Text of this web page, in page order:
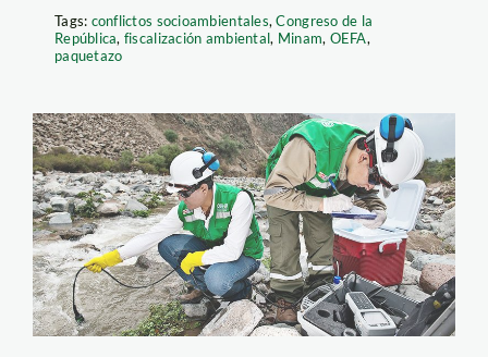
Tags: conflictos socioambientales,Congreso de la
República, fiscalización ambiental, Minam, OEFA,
paquetazo
oefa_campo